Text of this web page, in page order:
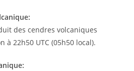
des cendres volcaniques
à 22h50 UTC (05h50 local).